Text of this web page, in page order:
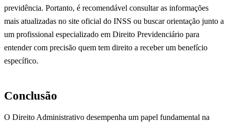
previdência. Portanto, é recomendável consultar as informações
mais atualizadas no site oficial do INSS ou buscar orientação junto a
um profissional especializado em Direito Previdenciário para
entender com precisão quem tem direito a receber um benefício
específico.
Conclusão
O Direito Administrativo desempenha um papel fundamental na